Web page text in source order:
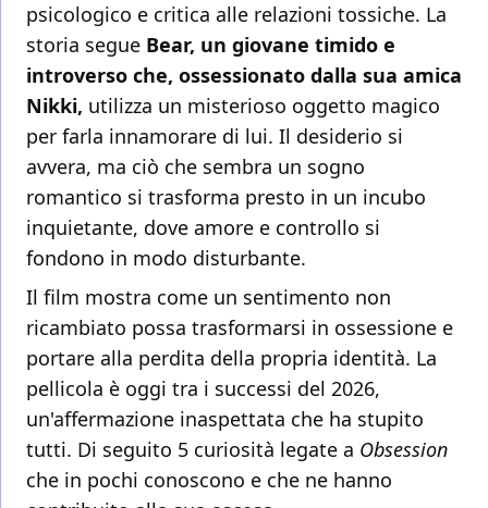
psicologico e critica alle relazioni tossiche. La
storia segue Bear, un giovane timido e
introverso che, ossessionato dalla sua amica
Nikki, utilizza un misterioso oggetto magico
per farla innamorare di lui. Il desiderio si
avvera, ma ciò che sembra un sogno
romantico si trasforma presto in un incubo
inquietante, dove amore e controllo si
fondono in modo disturbante.
Il film mostra come un sentimento non
ricambiato possa trasformarsi in ossessione e
portare alla perdita della propria identità. La
pellicola è oggi tra i successi del 2026,
un'affermazione inaspettata che ha stupito
tutti. Di seguito 5 curiosità legate a Obsession
che in pochi conoscono e che ne hanno